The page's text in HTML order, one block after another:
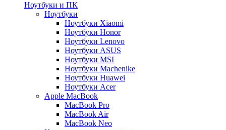
Ноутбуки и ПК
Ноутбуки
Ноутбуки Xiaomi
Ноутбуки Honor
Ноутбуки Lenovo
Ноутбуки ASUS
Ноутбуки MSI
Ноутбуки Machenike
Ноутбуки Huawei
Ноутбуки Acer
Apple MacBook
MacBook Pro
MacBook Air
MacBook Neo